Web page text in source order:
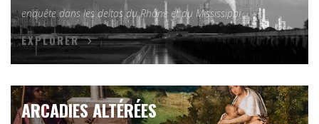
enquête dans les deltas du Rhône et du Mississippi
EXPLORER
ARCADIES ALTÉRÉES